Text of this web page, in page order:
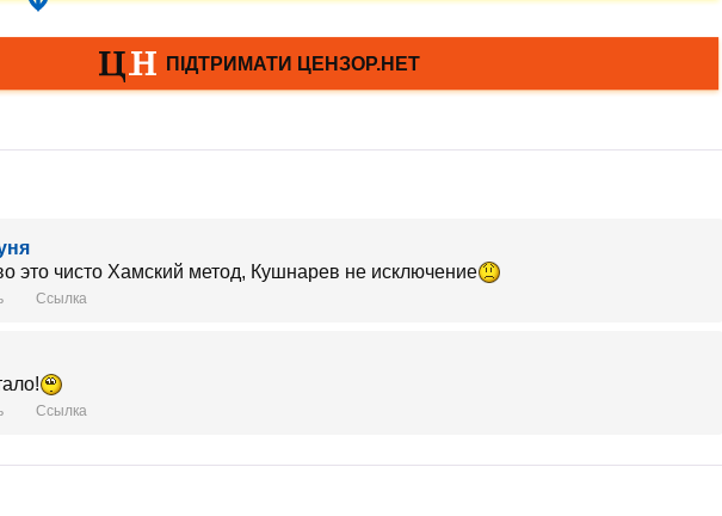
это чисто Хамский метод, Кушнарев не исключение
Ссылка
Ссылка